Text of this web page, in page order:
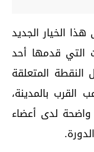
الخيار الجديد
التي قدمها أحد
النقطة المتعلقة
القرب بالمدينة،
لدى أعضاء